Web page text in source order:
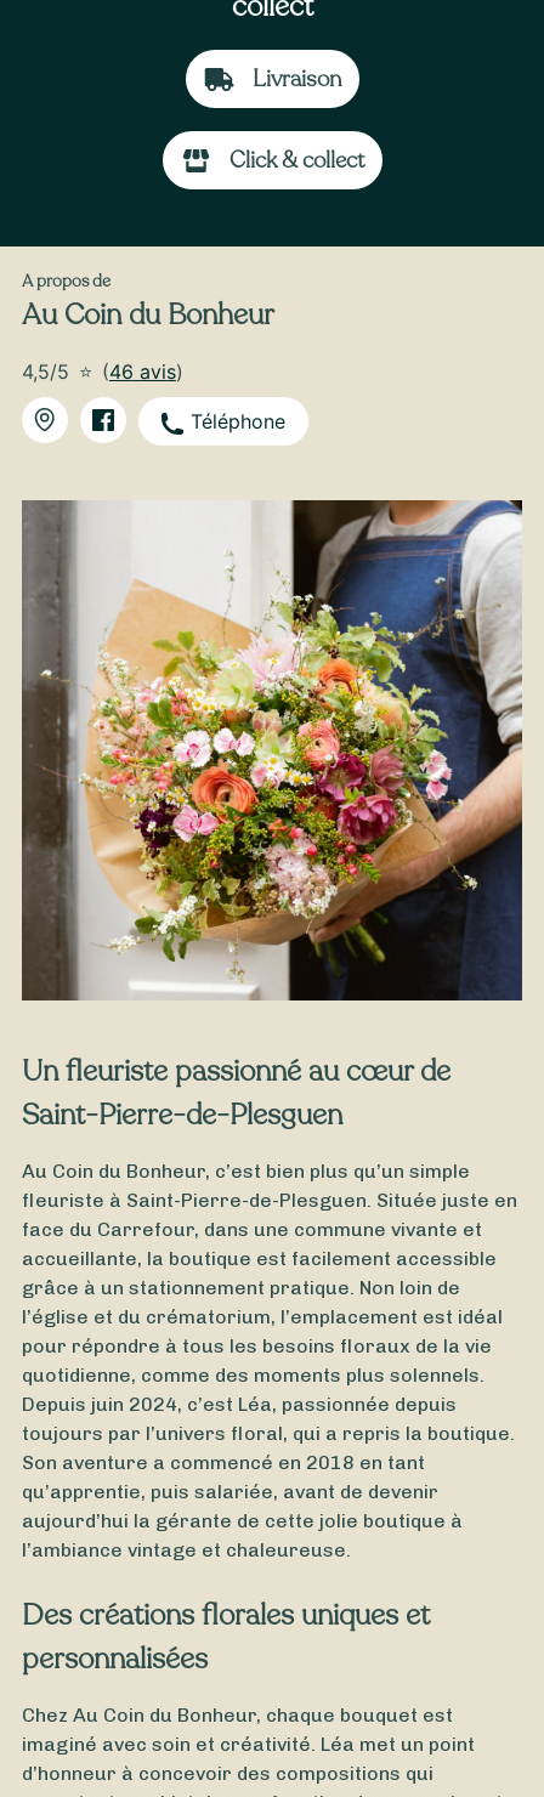
À partir de Personnaliser
Bouquet de Noël
À partir de32€ -Personnaliser
Joyeuses fêtes
À partir de35€ -Personnaliser
Au coin du feu
Livraison
Click & collect
A propos de
Au Coin du Bonheur
4,5/5 ⭐ (46 avis)
Téléphone
Un fleuriste passionné au cœur de
Saint-Pierre-de-Plesguen
Au Coin du Bonheur, c’est bien plus qu’un simple
fleuriste à Saint-Pierre-de-Plesguen. Située juste en
face du Carrefour, dans une commune vivante et
accueillante, la boutique est facilement accessible
grâce à un stationnement pratique. Non loin de
l’église et du crématorium, l’emplacement est idéal
pour répondre à tous les besoins floraux de la vie
quotidienne, comme des moments plus solennels.
Depuis juin 2024, c’est Léa, passionnée depuis
toujours par l’univers floral, qui a repris la boutique.
Son aventure a commencé en 2018 en tant
qu’apprentie, puis salariée, avant de devenir
aujourd’hui la gérante de cette jolie boutique à
l’ambiance vintage et chaleureuse.
Des créations florales uniques et
personnalisées
Chez Au Coin du Bonheur, chaque bouquet est
imaginé avec soin et créativité. Léa met un point
d’honneur à concevoir des compositions qui